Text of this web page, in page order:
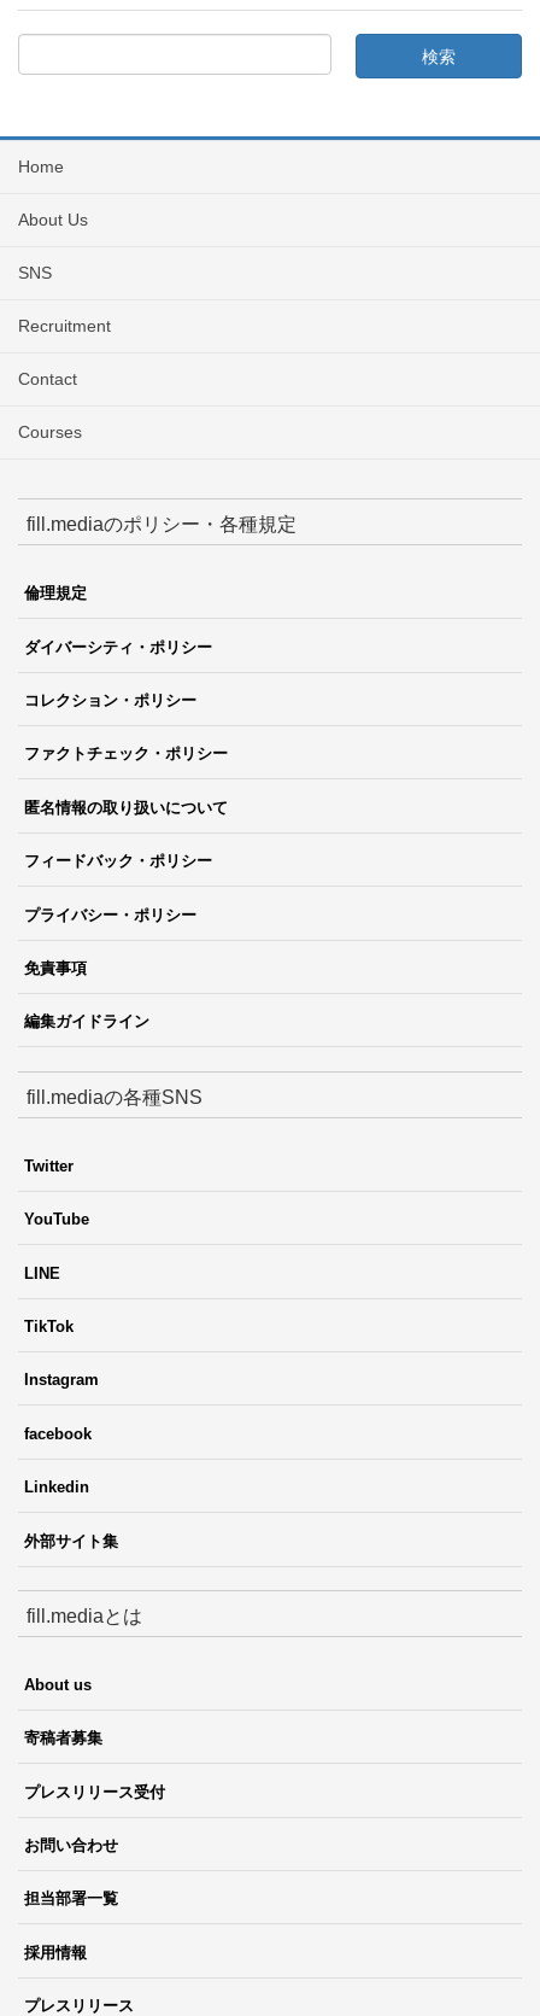
Home
About Us
SNS
Recruitment
Contact
Courses
fill.mediaのポリシー・各種規定
倫理規定
ダイバーシティ・ポリシー
コレクション・ポリシー
ファクトチェック・ポリシー
匿名情報の取り扱いについて
フィードバック・ポリシー
プライバシー・ポリシー
免責事項
編集ガイドライン
fill.mediaの各種SNS
Twitter
YouTube
LINE
TikTok
Instagram
facebook
Linkedin
外部サイト集
fill.mediaとは
About us
寄稿者募集
プレスリリース受付
お問い合わせ
担当部署一覧
採用情報
プレスリリース